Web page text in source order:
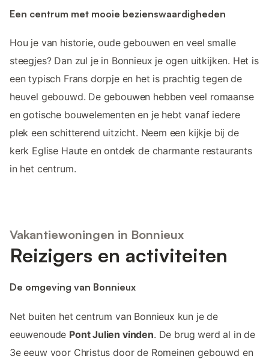
Een centrum met mooie bezienswaardigheden
Hou je van historie, oude gebouwen en veel smalle
steegjes? Dan zul je in Bonnieux je ogen uitkijken. Het is
een typisch Frans dorpje en het is prachtig tegen de
heuvel gebouwd. De gebouwen hebben veel romaanse
en gotische bouwelementen en je hebt vanaf iedere
plek een schitterend uitzicht. Neem een kijkje bij de
kerk Eglise Haute en ontdek de charmante restaurants
in het centrum.
Vakantiewoningen in Bonnieux
Reizigers en activiteiten
De omgeving van Bonnieux
Net buiten het centrum van Bonnieux kun je de
eeuwenoude Pont Julien vinden. De brug werd al in de
3e eeuw voor Christus door de Romeinen gebouwd en